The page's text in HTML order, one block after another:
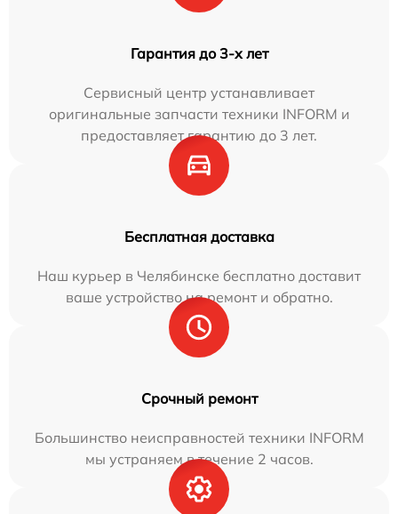
Гарантия до 3-х лет
Сервисный центр устанавливает
оригинальные запчасти техники INFORM и
предоставляет гарантию до 3 лет.
Бесплатная доставка
Наш курьер в Челябинске бесплатно доставит
ваше устройство на ремонт и обратно.
Срочный ремонт
Большинство неисправностей техники INFORM
мы устраняем в течение 2 часов.